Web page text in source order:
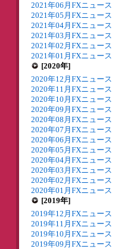
2021年06月FXニュース
2021年05月FXニュース
2021年04月FXニュース
2021年03月FXニュース
2021年02月FXニュース
2021年01月FXニュース
[2020年]
2020年12月FXニュース
2020年11月FXニュース
2020年10月FXニュース
2020年09月FXニュース
2020年08月FXニュース
2020年07月FXニュース
2020年06月FXニュース
2020年05月FXニュース
2020年04月FXニュース
2020年03月FXニュース
2020年02月FXニュース
2020年01月FXニュース
[2019年]
2019年12月FXニュース
2019年11月FXニュース
2019年10月FXニュース
2019年09月FXニュース